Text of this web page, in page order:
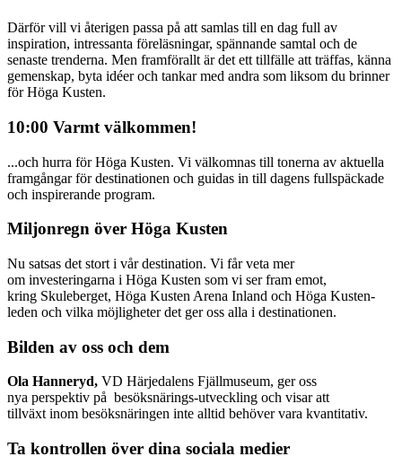
Därför vill vi återigen passa på att samlas till en dag full av
inspiration, intressanta föreläsningar, spännande samtal och de
senaste trenderna. Men framförallt är det ett tillfälle att träffas, känna
gemenskap, byta idéer och tankar med andra som liksom du brinner
för Höga Kusten.
10:00 Varmt välkommen!
...och hurra för Höga Kusten. Vi välkomnas till tonerna av aktuella
framgångar för destinationen och guidas in till dagens fullspäckade
och inspirerande program.
Miljonregn över Höga Kusten
Nu satsas det stort i vår destination. Vi får veta mer
om investeringarna i Höga Kusten som vi ser fram emot,
kring Skuleberget, Höga Kusten Arena Inland och Höga Kusten-
leden och vilka möjligheter det ger oss alla i destinationen.
Bilden av oss och dem
Ola Hanneryd, VD Härjedalens Fjällmuseum, ger oss
nya perspektiv på besöksnärings-utveckling och visar att
tillväxt inom besöksnäringen inte alltid behöver vara kvantitativ.
Ta kontrollen över dina sociala medier